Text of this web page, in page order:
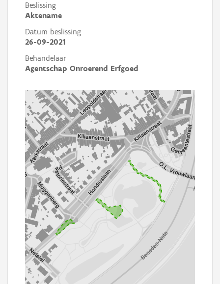
Beslissing
Aktename
Datum beslissing
26-09-2021
Behandelaar
Agentschap Onroerend Erfgoed